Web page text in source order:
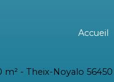
Accueil